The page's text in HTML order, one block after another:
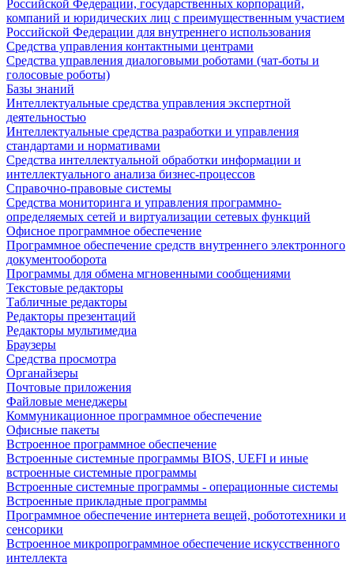
Российской Федерации, государственных корпораций,
компаний и юридических лиц с преимущественным участием
Российской Федерации для внутреннего использования
Средства управления контактными центрами
Средства управления диалоговыми роботами (чат-боты и
голосовые роботы)
Базы знаний
Интеллектуальные средства управления экспертной
деятельностью
Интеллектуальные средства разработки и управления
стандартами и нормативами
Средства интеллектуальной обработки информации и
интеллектуального анализа бизнес-процессов
Справочно-правовые системы
Средства мониторинга и управления программно-
определяемых сетей и виртуализации сетевых функций
Офисное программное обеспечение
Программное обеспечение средств внутреннего электронного
документооборота
Программы для обмена мгновенными сообщениями
Текстовые редакторы
Табличные редакторы
Редакторы презентаций
Редакторы мультимедиа
Браузеры
Средства просмотра
Органайзеры
Почтовые приложения
Файловые менеджеры
Коммуникационное программное обеспечение
Офисные пакеты
Встроенное программное обеспечение
Встроенные системные программы BIOS, UEFI и иные
встроенные системные программы
Встроенные системные программы - операционные системы
Встроенные прикладные программы
Программное обеспечение интернета вещей, робототехники и
сенсорики
Встроенное микропрограммное обеспечение искусственного
интеллекта